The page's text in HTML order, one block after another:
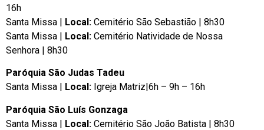
16h
Santa Missa | Local: Cemitério São Sebastião | 8h30
Santa Missa | Local: Cemitério Natividade de Nossa
Senhora | 8h30
Paróquia São Judas Tadeu
Santa Missa |
Local: Igreja Matriz|6h – 9h – 16h
Paróquia São Luís Gonzaga
Santa Missa | Local: Cemitério São João Batista | 8h30